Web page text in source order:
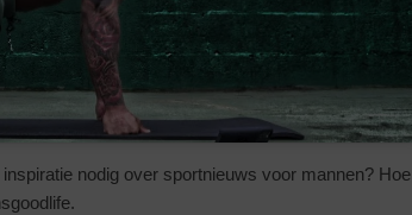
nodig over sportnieuws voor mannen? Hoe